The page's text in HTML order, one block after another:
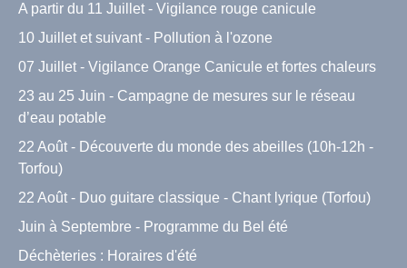
A partir du 11 Juillet - Vigilance rouge canicule
10 Juillet et suivant - Pollution à l'ozone
07 Juillet - Vigilance Orange Canicule et fortes chaleurs
23 au 25 Juin - Campagne de mesures sur le réseau
d’eau potable
22 Août - Découverte du monde des abeilles (10h-12h -
Torfou)
22 Août - Duo guitare classique - Chant lyrique (Torfou)
Juin à Septembre - Programme du Bel été
Déchèteries : Horaires d'été